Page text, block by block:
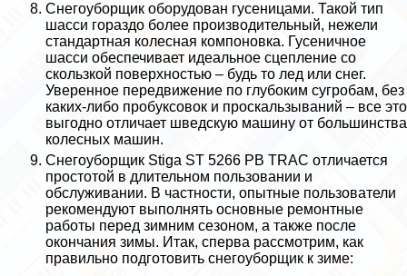
Снегоуборщик оборудован гусеницами. Такой тип
шасси гораздо более производительный, нежели
стандартная колесная компоновка. Гусеничное
шасси обеспечивает идеальное сцепление со
скользкой поверхностью – будь то лед или снег.
Уверенное передвижение по глубоким сугробам, без
каких-либо пробуксовок и проскальзываний – все это
выгодно отличает шведскую машину от большинства
колесных машин.
Снегоуборщик Stiga ST 5266 PB TRAC отличается
простотой в длительном пользовании и
обслуживании. В частности, опытные пользователи
рекомендуют выполнять основные ремонтные
работы перед зимним сезоном, а также после
окончания зимы. Итак, сперва рассмотрим, как
правильно подготовить снегоуборщик к зиме: